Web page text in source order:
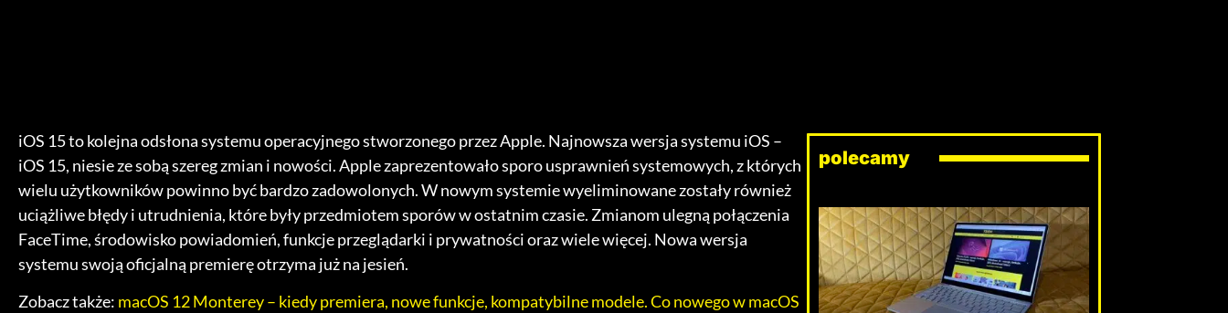
iOS 15 to kolejna odsłona systemu operacyjnego stworzonego przez Apple. Najnowsza wersja systemu iOS –
iOS 15, niesie ze sobą szereg zmian i nowości. Apple zaprezentowało sporo usprawnień systemowych, z których
wielu użytkowników powinno być bardzo zadowolonych. W nowym systemie wyeliminowane zostały również
uciążliwe błędy i utrudnienia, które były przedmiotem sporów w ostatnim czasie. Zmianom ulegną połączenia
FaceTime, środowisko powiadomień, funkcje przeglądarki i prywatności oraz wiele więcej. Nowa wersja
systemu swoją oficjalną premierę otrzyma już na jesień.
Zobacz także: macOS 12 Monterey – kiedy premiera, nowe funkcje, kompatybilne modele. Co nowego w macOS
polecamy